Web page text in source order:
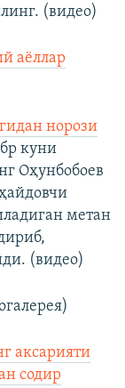
(видео)
аёллар
норози
куни
Оҳунбобоев
метан
(видео)
аксарияти
содир